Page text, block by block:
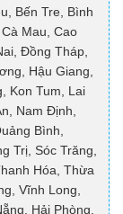
Bến Tre, Bình
Mau, Cao
Đồng Tháp,
Hậu Giang,
Kon Tum, Lai
Nam Định,
Bình,
Trị, Sóc Trăng,
Hóa, Thừa
Vĩnh Long,
Hải Phòng,